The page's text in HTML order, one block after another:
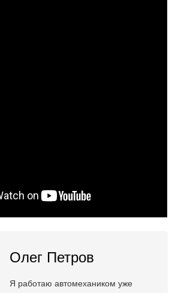
Олег Петров
Я работаю автомехаником уже